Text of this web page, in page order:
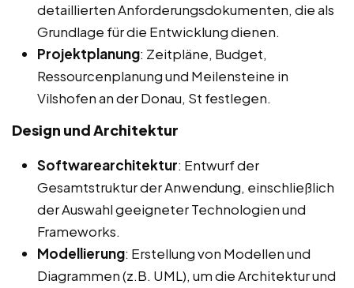
detaillierten Anforderungsdokumenten, die als
Grundlage für die Entwicklung dienen.
Projektplanung: Zeitpläne, Budget,
Ressourcenplanung und Meilensteine in
Vilshofen an der Donau, St festlegen.
Design und Architektur
Softwarearchitektur: Entwurf der
Gesamtstruktur der Anwendung, einschließlich
der Auswahl geeigneter Technologien und
Frameworks.
Modellierung: Erstellung von Modellen und
Diagrammen (z.B. UML), um die Architektur und